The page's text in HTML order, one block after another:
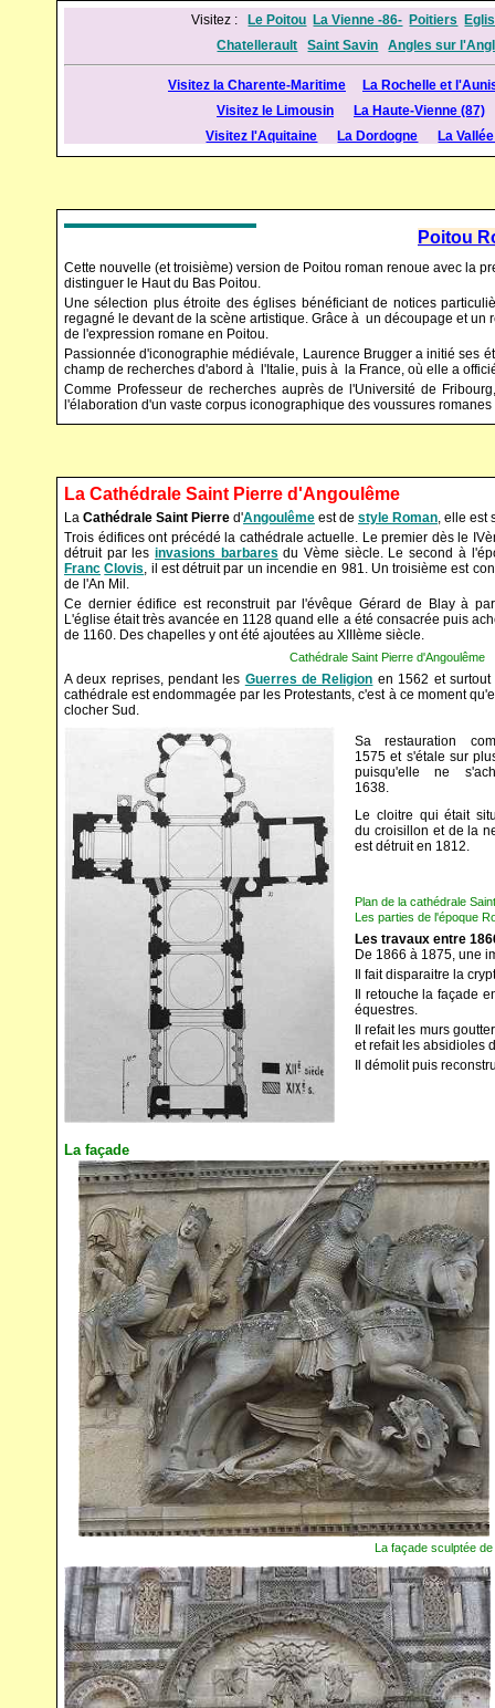
Visitez : Le Poitou La Vienne -86- Poitiers
Chatellerault
Saint Savin Angles sur
Visitez la Charente-Maritime
La Rochelle et
Visitez le Limousin
La Haute-Vienne (87)
Visitez l'Aquitaine
La Dordogne La
Poitou
Cette nouvelle (et troisième) version de Poitou roman renoue avec la
distinguer le Haut du Bas Poitou.
Une sélection plus étroite des églises bénéficiant de notices
regagné le devant de la scène artistique. Grâce à un découpage et
de l'expression romane en Poitou.
Passionnée d'iconographie médiévale, Laurence Brugger a initié ses
champ de recherches d'abord à l'Italie, puis à la France, où elle a
Comme Professeur de recherches auprès de l'Université de
l'élaboration d'un vaste corpus iconographique des voussures
La Cathédrale Saint Pierre d'Angoulême
La Cathédrale Saint Pierre d'Angoulême est de style Roman, elle est
Trois édifices ont précédé la cathédrale actuelle. Le premier dès le
détruit par lesinvasions barbares du Vème siècle. Le second à
Franc Clovis, il est détruit par un incendie en 981. Un troisième est
de l'An Mil.
Ce dernier édifice est reconstruit par l'évêque Gérard de Blay à
L'église était très avancée en 1128 quand elle a été consacrée puis
de 1160. Des chapelles y ont été ajoutées au XIIIème siècle.
Cathédrale Saint Pierre d'Angoulême
A deux reprises, pendant les Guerres de Religion en 1562 et
cathédrale est endommagée par les Protestants, c'est à ce moment
clocher Sud.
Sa restauration
1575 et s'étale sur
puisqu'elle ne
1638.
Le cloitre qui était
du croisillon et de la
est détruit en 1812.
Plan de la cathédrale
Les parties de l'époque
Les travaux entre
De 1866 à 1875, une
Il fait disparaitre la
Il retouche la façade
équestres.
Il refait les murs
et refait les absidioles
Il démolit puis
La façade
La façade sculptée